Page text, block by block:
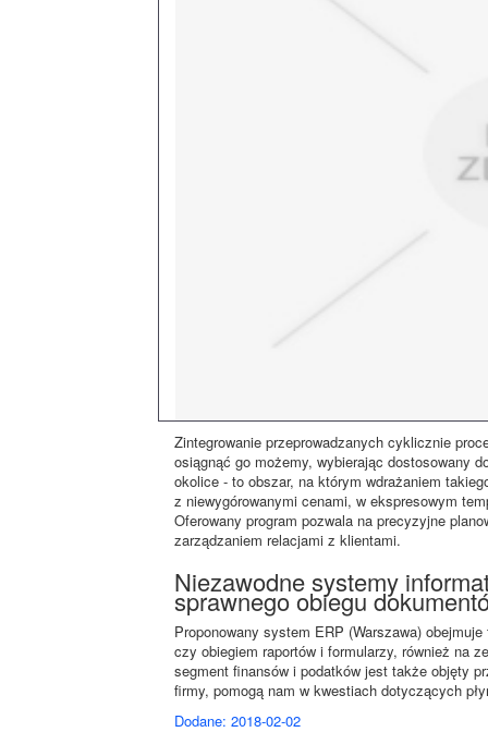
Zintegrowanie przeprowadzanych cyklicznie
osiągnąć go możemy, wybierając dostosowany
okolice - to obszar, na którym wdrażaniem
z niewygórowanymi cenami, w ekspresowym
Oferowany program pozwala na precyzyjne
zarządzaniem relacjami z klientami.
Niezawodne systemy
sprawnego obiegu
Proponowany system ERP (Warszawa)
czy obiegiem raportów i formularzy, również na
segment finansów i podatków jest także objęty
firmy, pomogą nam w kwestiach dotyczących
Dodane: 2018-02-02